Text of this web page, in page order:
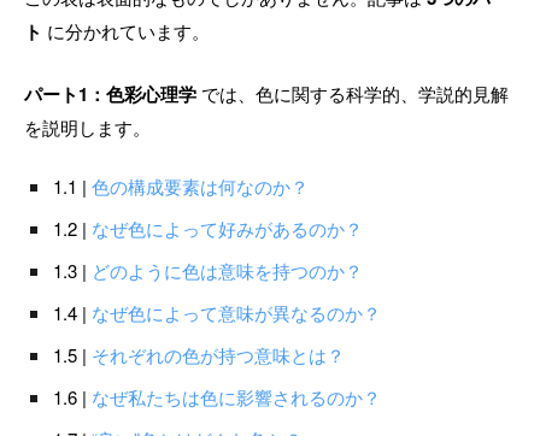
ト に分かれています。
パート1：色彩心理学 では、色に関する科学的、学説的見解
を説明します。
1.1 | 色の構成要素は何なのか？
1.2 | なぜ色によって好みがあるのか？
1.3 | どのように色は意味を持つのか？
1.4 | なぜ色によって意味が異なるのか？
1.5 | それぞれの色が持つ意味とは？
1.6 | なぜ私たちは色に影響されるのか？